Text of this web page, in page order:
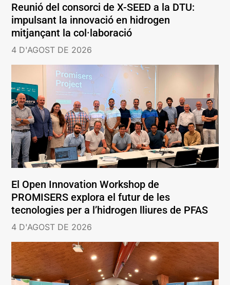
Reunió del consorci de X-SEED a la DTU:
impulsant la innovació en hidrogen
mitjançant la col·laboració
4 D'AGOST DE 2026
El Open Innovation Workshop de
PROMISERS explora el futur de les
tecnologies per a l’hidrogen lliures de PFAS
4 D'AGOST DE 2026